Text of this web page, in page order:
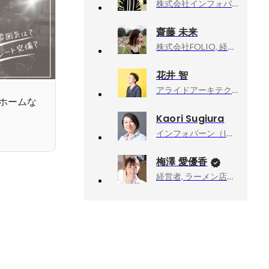
ームな
株式会社インフォバーン, コーポレートコミュニケーション部門人事・広報ユニット
齋藤 未来
株式会社FOLIO, 経営管理部
花井 智
アライドアーキテクツ, クリエイティブディレクター/コピーライター
Kaori Sugiura
インフォバーン（INFOBAHN）コーポレートコミュニケーション部門, コーポレートコミュニケーション部門 部門長
梅澤 愛優香
経営者, ラーメン店店主